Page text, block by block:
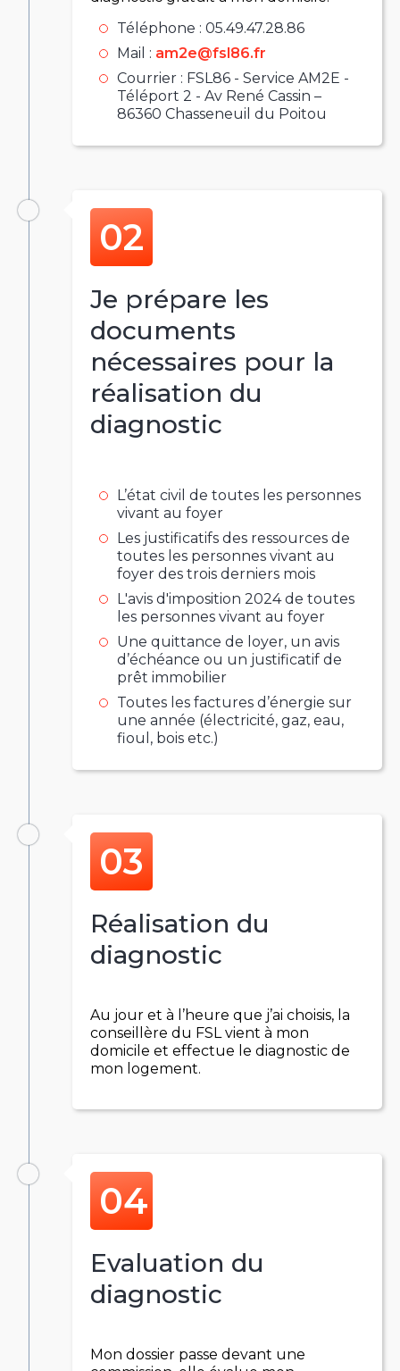
Téléphone : 05.49.47.28.86
Mail : am2e@fsl86.fr
Courrier : FSL86 - Service AM2E -
Téléport 2 - Av René Cassin –
86360 Chasseneuil du Poitou
Je prépare les
documents
nécessaires pour la
réalisation du
diagnostic
L’état civil de toutes les personnes
vivant au foyer
Les justificatifs des ressources de
toutes les personnes vivant au
foyer des trois derniers mois
L'avis d'imposition 2024 de toutes
les personnes vivant au foyer
Une quittance de loyer, un avis
d’échéance ou un justificatif de
prêt immobilier
Toutes les factures d’énergie sur
une année (électricité, gaz, eau,
fioul, bois etc.)
Réalisation du
diagnostic
Au jour et à l’heure que j’ai choisis, la
conseillère du FSL vient à mon
domicile et effectue le diagnostic de
mon logement.
Evaluation du
diagnostic
Mon dossier passe devant une